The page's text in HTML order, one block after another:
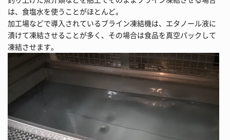
は、食塩水を使うことがほとんど。
加工場などで導入されているブライン凍結機は、エタノール液に
漬けて凍結させることが多く、その場合は食品を真空パックして
凍結させます。